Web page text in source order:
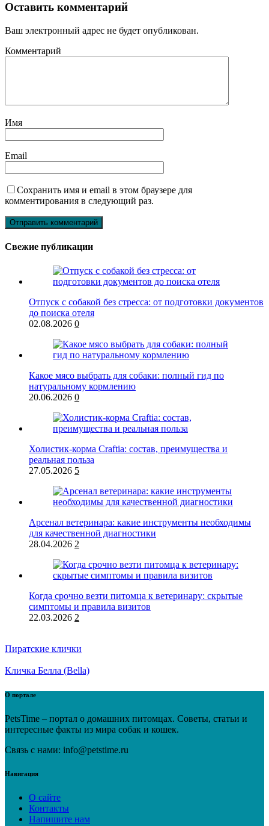
Оставить комментарий
Ваш электронный адрес не будет опубликован.
Комментарий
Имя
Email
Сохранить имя и email в этом браузере для
комментирования в следующий раз.
Свежие публикации
Отпуск с собакой без стресса: от подготовки документов
до поиска отеля
02.08.2026 0
Какое мясо выбрать для собаки: полный гид по
натуральному кормлению
20.06.2026 0
Холистик-корма Craftia: состав, преимущества и
реальная польза
27.05.2026 5
Арсенал ветеринара: какие инструменты необходимы
для качественной диагностики
28.04.2026 2
Когда срочно везти питомца к ветеринару: скрытые
симптомы и правила визитов
22.03.2026 2
Пиратские клички
Кличка Белла (Bella)
О портале
PetsTime – портал о домашних питомцах. Советы, статьи и
интересные факты из мира собак и кошек.
Связь с нами: info@petstime.ru
Навигация
О сайте
Контакты
Напишите нам